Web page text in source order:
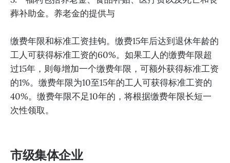
葬补助金。养老金的提供与
缴费年限和标准工资挂钩。缴费15年后达到退休年龄的
工人可获得标准工资的60%。如果工人的缴费年限超
过15年，则每增加一个缴费年限，可额外获得标准工资
的1%。缴费年限为10至15年的工人可获得标准工资的
40%。缴费年限不足10年的，将根据缴费年限长短一
次性领取。
市级集体企业